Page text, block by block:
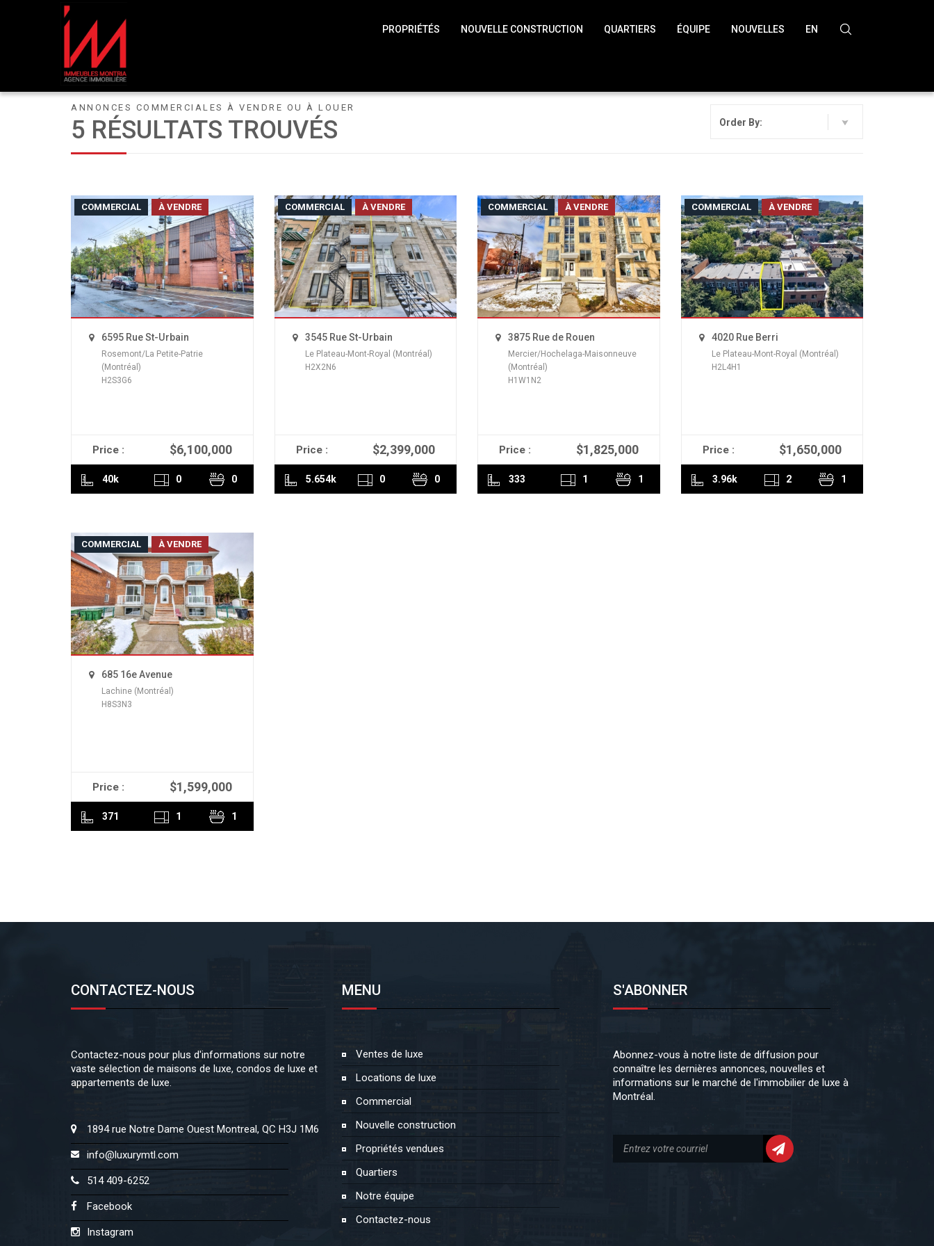
PROPRIÉTÉS NOUVELLE CONSTRUCTION QUARTIERS ÉQUIPE NOUVELLES EN
ANNONCES COMMERCIALES À VENDRE OU À LOUER
5 RÉSULTATS TROUVÉS Order By:
COMMERCIAL À VENDRE
6595 Rue St-Urbain
Rosemont/La Petite-Patrie
(Montréal)
H2S3G6
Price : $6,100,000
40k 0 0
READ MORE
COMMERCIAL À VENDRE
3545 Rue St-Urbain
Le Plateau-Mont-Royal (Montréal)
H2X2N6
Price : $2,399,000
5.654k 0 0
READ MORE
COMMERCIAL À VENDRE
3875 Rue de Rouen
Mercier/Hochelaga-Maisonneuve
(Montréal)
H1W1N2
Price : $1,825,000
333 1 1
READ MORE
COMMERCIAL À VENDRE
4020 Rue Berri
Le Plateau-Mont-Royal (Montréal)
H2L4H1
Price : $1,650,000
3.96k 2 1
READ MORE
COMMERCIAL À VENDRE
685 16e Avenue
Lachine (Montréal)
H8S3N3
Price : $1,599,000
371 1 1
READ MORE
CONTACTEZ-NOUS
Contactez-nous pour plus d'informations sur notre
vaste sélection de maisons de luxe, condos de luxe et
appartements de luxe.
1894 rue Notre Dame Ouest Montreal, QC H3J 1M6
info@luxurymtl.com
514 409-6252
Facebook
Instagram
MENU
Ventes de luxe
Locations de luxe
Commercial
Nouvelle construction
Propriétés vendues
Quartiers
Notre équipe
Contactez-nous
S'ABONNER
Abonnez-vous à notre liste de diffusion pour
connaître les dernières annonces, nouvelles et
informations sur le marché de l'immobilier de luxe à
Montréal.